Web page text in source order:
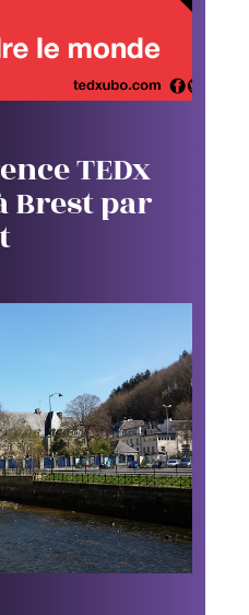
TEDx
Brest par